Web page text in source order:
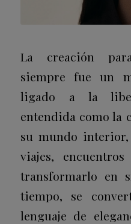
La creación
siempre fue un
ligado a la
entendida como la
su mundo interior,
viajes,
transformarlo en
tiempo, se
lenguaje de